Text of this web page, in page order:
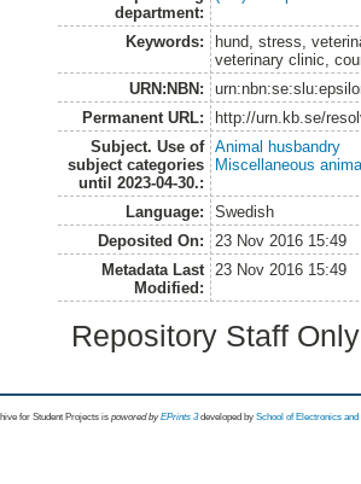
department:
Keywords:
hund, stress,
veterinary clinic,
URN:NBN:
Permanent URL:
http://urn.kb.se/
Subject. Use of
subject categories
until 2023-04-30.:
Animal husbandry
Miscellaneous
Language:
Swedish
Deposited On:
23 Nov 2016 15:49
Metadata Last
Modified:
23 Nov 2016 15:49
Repository Staff
for Student Projects is powored byEPrints 3 developed by School of Electronics